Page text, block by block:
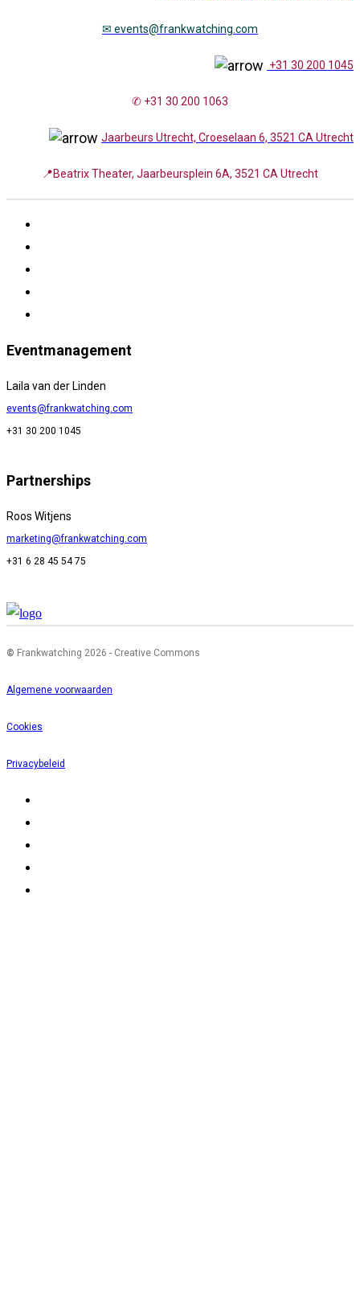
✉ events@frankwatching.com
+31 30 200 1045
✆ +31 30 200 1063
Jaarbeurs Utrecht, Croeselaan 6, 3521 CA Utrecht
📍Beatrix Theater, Jaarbeursplein 6A, 3521 CA Utrecht
Eventmanagement
Laila van der Linden
events@frankwatching.com
+31 30 200 1045
Partnerships
Roos Witjens
marketing@frankwatching.com
+31 6 28 45 54 75
© Frankwatching 2026 - Creative Commons
Algemene voorwaarden
Cookies
Privacybeleid